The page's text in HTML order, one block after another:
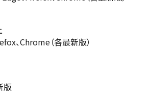
、Chrome（各最新版）
版